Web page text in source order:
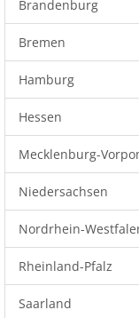
Brandenburg
Bremen
Hamburg
Hessen
Mecklenburg-
Niedersachsen
Nordrhein-
Rheinland-Pfalz
Saarland